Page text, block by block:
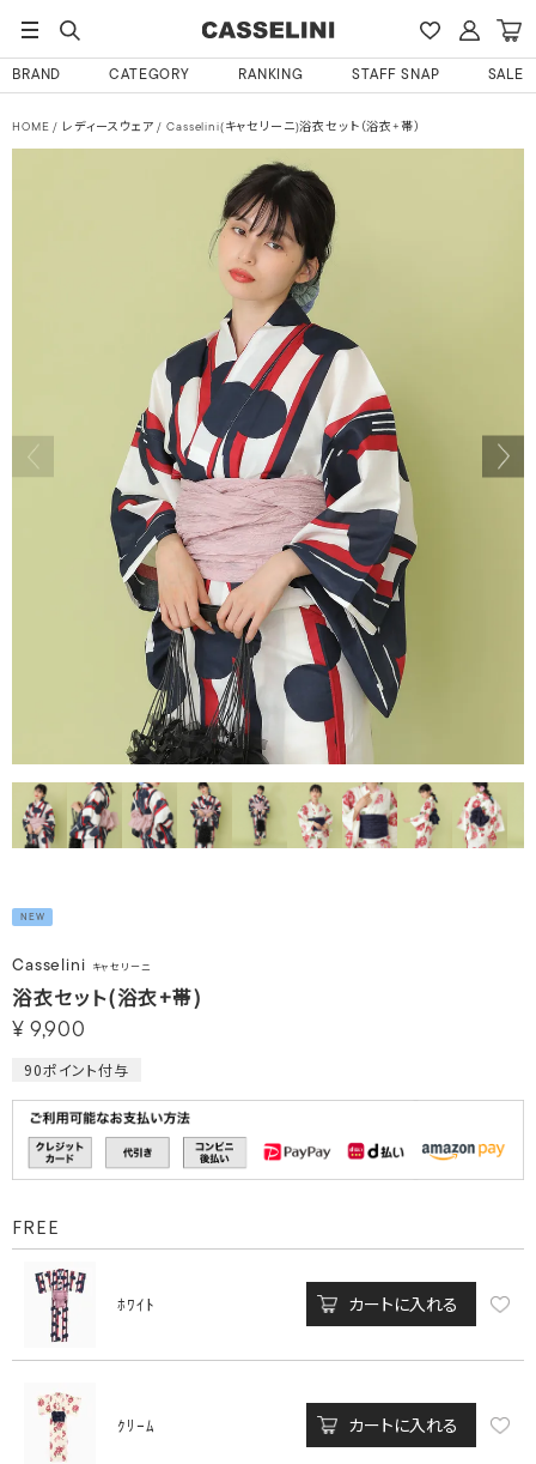
BRAND CATEGORY RANKING STAFF SNAP SALE
HOME レディースウェア Casselini(キャセリーニ)浴衣セット（浴衣+帯）
NEW
Casselini キャセリーニ
浴衣セット(浴衣+帯)
¥ 9,900
90ポイント付与
FREE
ﾎﾜｲﾄ カートに入れる
ｸﾘｰﾑ カートに入れる